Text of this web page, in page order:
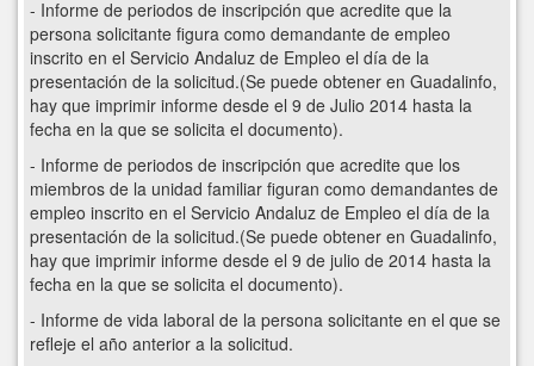
- Informe de periodos de inscripción que acredite que la
persona solicitante figura como demandante de empleo
inscrito en el Servicio Andaluz de Empleo el día de la
presentación de la solicitud.(Se puede obtener en Guadalinfo,
hay que imprimir informe desde el 9 de Julio 2014 hasta la
fecha en la que se solicita el documento).
- Informe de periodos de inscripción que acredite que los
miembros de la unidad familiar figuran como demandantes de
empleo inscrito en el Servicio Andaluz de Empleo el día de la
presentación de la solicitud.(Se puede obtener en Guadalinfo,
hay que imprimir informe desde el 9 de julio de 2014 hasta la
fecha en la que se solicita el documento).
- Informe de vida laboral de la persona solicitante en el que se
refleje el año anterior a la solicitud.